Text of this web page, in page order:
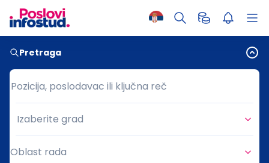
Pretraga
Pozicija, poslodavac ili ključna reč
Pozicija, poslodavac ili ključna reč
Grad
Izaberite grad
Oblast rada